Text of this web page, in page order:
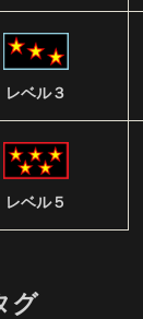
レベル３
レベル５
グ